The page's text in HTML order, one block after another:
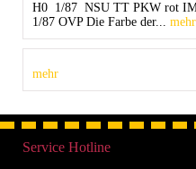
H0 1/87 NSU TT PKW rot
1/87 OVP Die Farbe der... mehr
mehr
Service Hotline